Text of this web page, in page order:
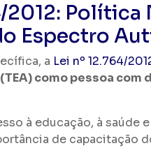
2012:
Espectro
a Lei nº 12.764/
como pessoa com
à educação, à
de capacitação